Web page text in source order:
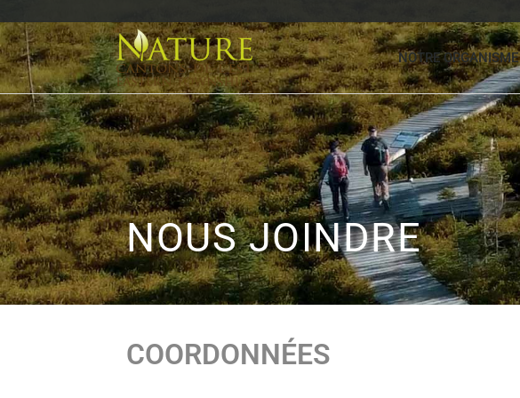
NOTRE ORGANISME
NOUS JOINDRE
COORDONNÉES